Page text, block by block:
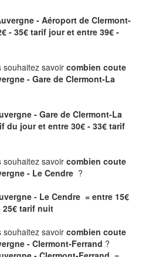
- Aéroport de Clermont-
- 35€ tarif jour et entre 39€ -
souhaitez savoir combien coute
- Gare de Clermont-La
- Gare de Clermont-La
du jour et entre 30€ - 33€ tarif
souhaitez savoir combien coute
- Le Cendre ?
- Le Cendre = entre 15€
25€ tarif nuit
souhaitez savoir combien coute
- Clermont-Ferrand ?